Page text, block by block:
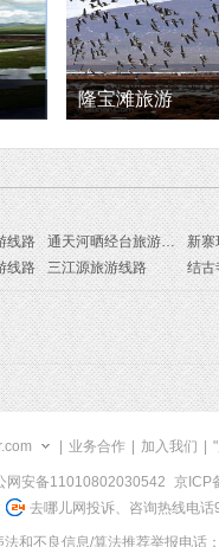
隆宝滩旅游
线路 通天河晒经台旅游线路 新寨
线路 三江源旅游线路 结古
业务合作 加入我们
网安备11010802030542 京ICP
去哪儿网投诉、咨询热线电话
法和不良信息/算法推荐举报电话